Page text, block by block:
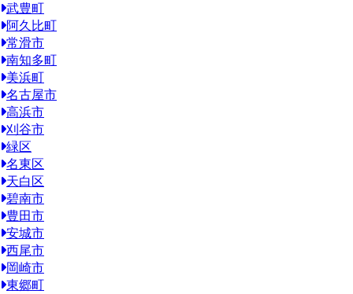
武豊町
阿久比町
常滑市
南知多町
美浜町
名古屋市
高浜市
刈谷市
緑区
名東区
天白区
碧南市
豊田市
安城市
西尾市
岡崎市
東郷町